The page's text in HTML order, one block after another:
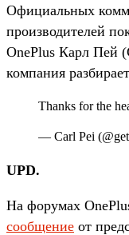
Официальных
производителей
OnePlus Карл Пей
компания
Thanks for the
— Carl Pei
UPD.
На форумах
сообщение от